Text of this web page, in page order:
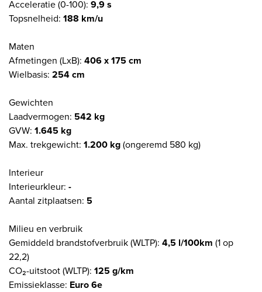
Acceleratie (0-100): 9,9 s
Topsnelheid: 188 km/u
Maten
Afmetingen (LxB): 406 x 175 cm
Wielbasis: 254 cm
Gewichten
Laadvermogen: 542 kg
GVW: 1.645 kg
Max. trekgewicht: 1.200 kg(ongeremd 580 kg)
Interieur
Interieurkleur: -
Aantal zitplaatsen: 5
Milieu en verbruik
Gemiddeld brandstofverbruik (WLTP): 4,5 l/100km (1 op
22,2)
CO₂-uitstoot (WLTP): 125 g/km
Emissieklasse: Euro 6e